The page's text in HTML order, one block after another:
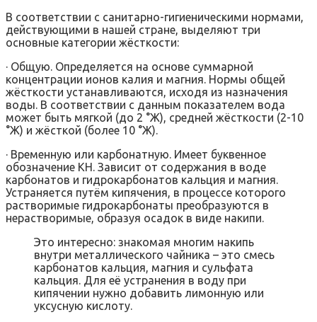
В соответствии с санитарно-гигиеническими нормами,
действующими в нашей стране, выделяют три
основные категории жёсткости:
· Общую. Определяется на основе суммарной
концентрации ионов калия и магния. Нормы общей
жёсткости устанавливаются, исходя из назначения
воды. В соответствии с данным показателем вода
может быть мягкой (до 2 °Ж), средней жёсткости (2-10
°Ж) и жёсткой (более 10 °Ж).
· Временную или карбонатную. Имеет буквенное
обозначение KH. Зависит от содержания в воде
карбонатов и гидрокарбонатов кальция и магния.
Устраняется путём кипячения, в процессе которого
растворимые гидрокарбонаты преобразуются в
нерастворимые, образуя осадок в виде накипи.
Это интересно: знакомая многим накипь
внутри металлического чайника – это смесь
карбонатов кальция, магния и сульфата
кальция. Для её устранения в воду при
кипячении нужно добавить лимонную или
уксусную кислоту.